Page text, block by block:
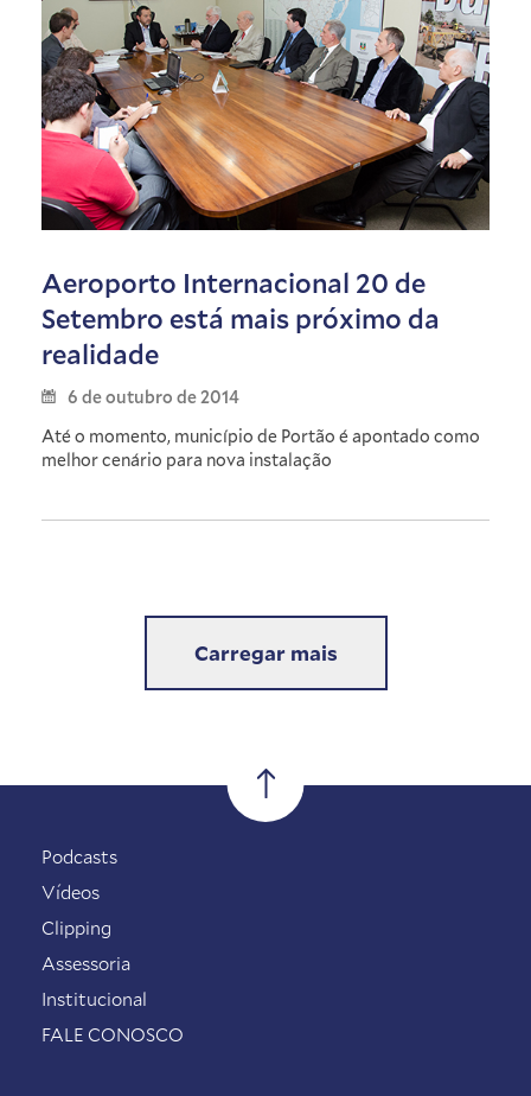
Aeroporto Internacional 20 de
Setembro está mais próximo da
realidade
6 de outubro de 2014
Até o momento, município de Portão é apontado como
melhor cenário para nova instalação
Carregar mais
Podcasts
Vídeos
Clipping
Assessoria
Institucional
FALE CONOSCO